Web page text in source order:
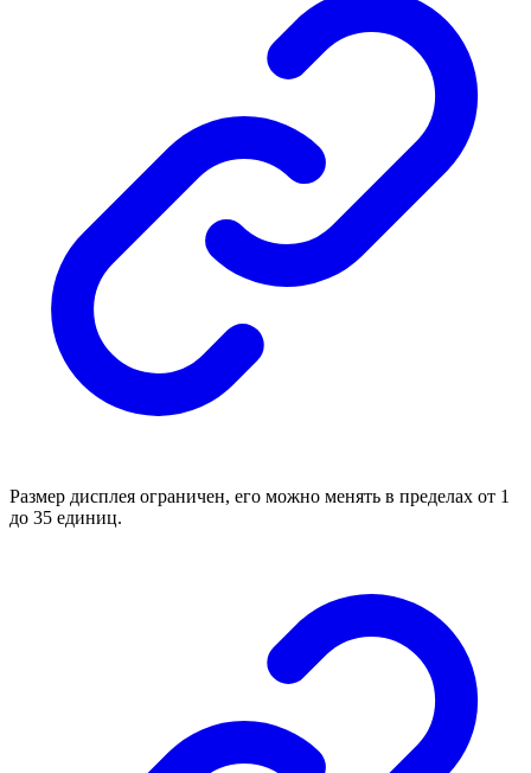
Размер дисплея ограничен, его можно менять в пределах от 1
до 35 единиц.